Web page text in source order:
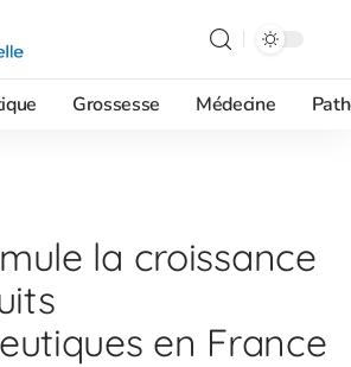
Grossesse Médecine
la croissance
en France